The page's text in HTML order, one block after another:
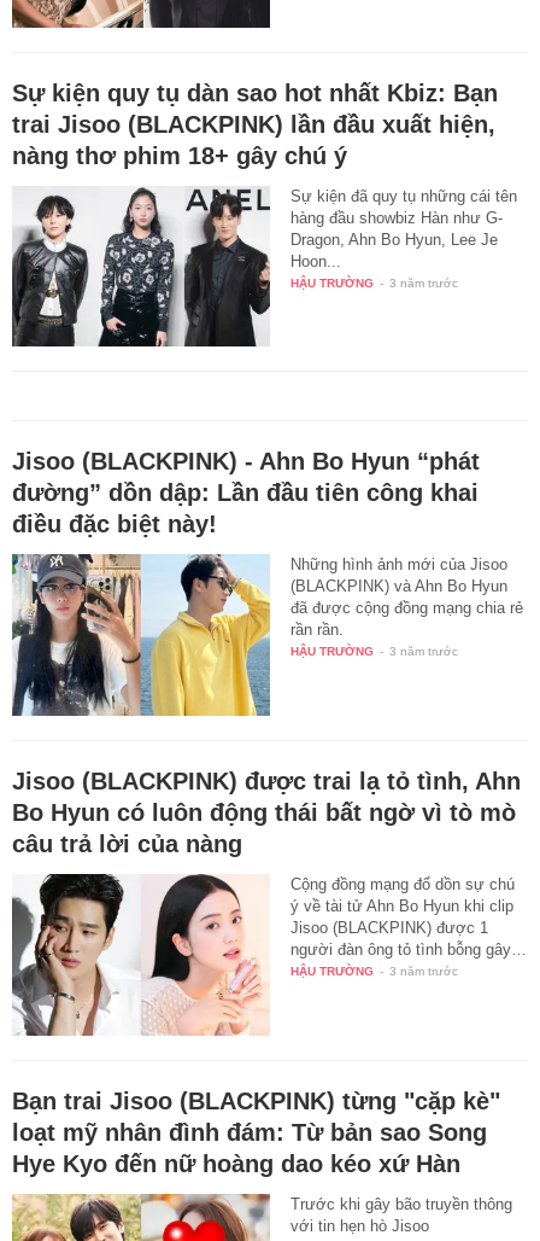
Sự kiện quy tụ dàn sao hot nhất Kbiz: Bạn
trai Jisoo (BLACKPINK) lần đầu xuất hiện,
nàng thơ phim 18+ gây chú ý
Sự kiện đã quy tụ những cái tên
hàng đầu showbiz Hàn như G-
Dragon, Ahn Bo Hyun, Lee Je
Hoon...
HẬU TRƯỜNG - 3 năm trước
Jisoo (BLACKPINK) - Ahn Bo Hyun “phát
đường” dồn dập: Lần đầu tiên công khai
điều đặc biệt này!
Những hình ảnh mới của Jisoo
(BLACKPINK) và Ahn Bo Hyun
đã được cộng đồng mạng chia rẻ
rần rần.
HẬU TRƯỜNG - 3 năm trước
Jisoo (BLACKPINK) được trai lạ tỏ tình, Ahn
Bo Hyun có luôn động thái bất ngờ vì tò mò
câu trả lời của nàng
Cộng đồng mạng đổ dồn sự chú
ý về tài tử Ahn Bo Hyun khi clip
Jisoo (BLACKPINK) được 1
người đàn ông tỏ tình bỗng gây…
HẬU TRƯỜNG - 3 năm trước
Bạn trai Jisoo (BLACKPINK) từng "cặp kè"
loạt mỹ nhân đình đám: Từ bản sao Song
Hye Kyo đến nữ hoàng dao kéo xứ Hàn
Trước khi gây bão truyền thông
với tin hẹn hò Jisoo